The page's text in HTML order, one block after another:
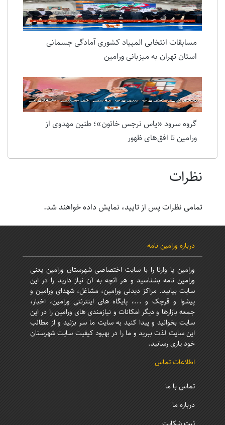
غروب زیبای پاییزی روستای سلمان آباد ورامین
مسابقات انتخابی المپیاد کشوری آمادگی جسمانی
استان تهران به میزبانی ورامین
گروه سرود «یاس نرجس خاتون»؛ طنین مهدوی از
ورامین تا افق‌های ظهور
نظرات
درباره ورامین نامه
ورامین یا وارنا را با سایت اختصاصی شهرستان ورامین یعنی
ورامین نامه بشناسید و هر آنچه به آن نیاز دارید را در این
سایت بیابید. مراکز دیدنی ورامین، مشاغل، شهدای ورامین و
پیشوا و قرچک و ...، پایگاه های اینترنتی ورامین، اخبار،
جمعه بازارها و دیگر امکانات و نیازمندی های ورامین را در این
این سایت لذت ببرید و ما را در بهبود کیفیت سایت شهرستان
خود یاری رسانید.
اطلاعات تماس
تماس با ما